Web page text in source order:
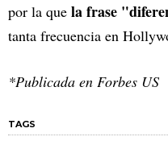
por la que la frase
tanta frecuencia en
*Publicada en Forbes US
TAGS